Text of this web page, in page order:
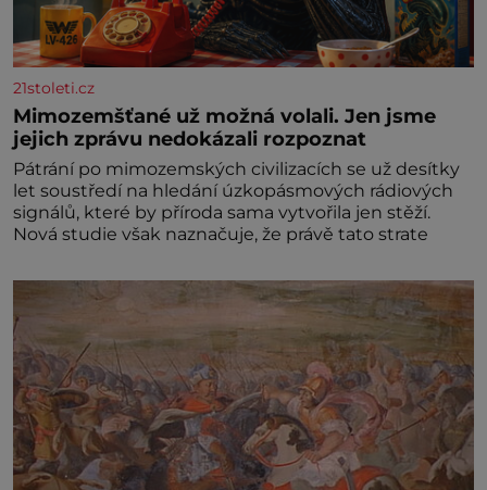
21stoleti.cz
Mimozemšťané už možná volali. Jen jsme
jejich zprávu nedokázali rozpoznat
Pátrání po mimozemských civilizacích se už desítky
let soustředí na hledání úzkopásmových rádiových
signálů, které by příroda sama vytvořila jen stěží.
Nová studie však naznačuje, že právě tato strate